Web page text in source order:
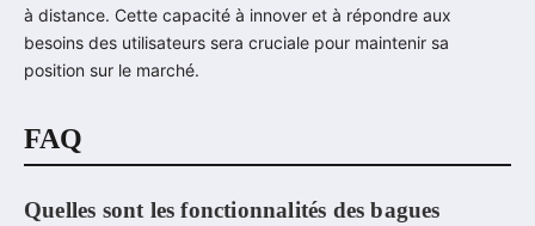
à distance. Cette capacité à innover et à répondre aux
besoins des utilisateurs sera cruciale pour maintenir sa
position sur le marché.
FAQ
Quelles sont les fonctionnalités des bagues